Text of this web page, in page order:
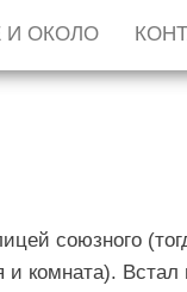
И ОКОЛО
союзного
и комната). Встал